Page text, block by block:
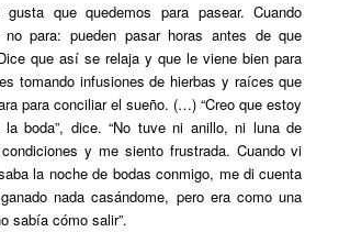
que quedemos para pasear. Cuando
para: pueden pasar horas antes de que
que así se relaja y que le viene bien para
tomando infusiones de hierbas y raíces que
para conciliar el sueño. (…) “Creo que estoy
la boda”, dice. “No tuve ni anillo, ni luna de
y me siento frustrada. Cuando vi
la noche de bodas conmigo, me di cuenta
nada casándome, pero era como una
sabía cómo salir”.